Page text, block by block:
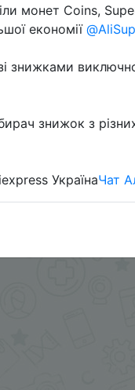
10 ноября.
за выбранный
монет Coins,
економії
знижками
знижок з
УкраїнаЧат